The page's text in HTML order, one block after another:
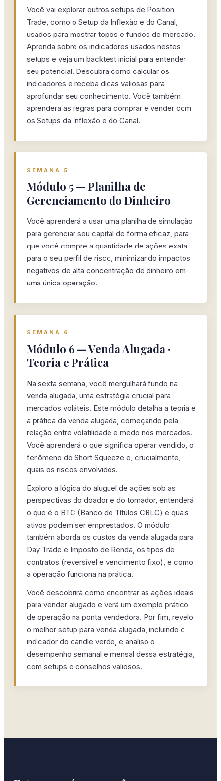
Você vai explorar outros setups de Position
Trade, como o Setup da Inflexão e do Canal,
usados para mostrar topos e fundos de mercado.
Aprenda sobre os indicadores usados nestes
setups e veja um backtest inicial para entender
seu potencial. Descubra como calcular os
indicadores e receba dicas valiosas para
aprofundar seu conhecimento. Você também
aprenderá as regras para comprar e vender com
os Setups da Inflexão e do Canal.
SEMANA 5
Módulo 5 — Planilha de
Gerenciamento do Dinheiro
Você aprenderá a usar uma planilha de simulação
para gerenciar seu capital de forma eficaz, para
que você compre a quantidade de ações exata
para o seu perfil de risco, minimizando impactos
negativos de alta concentração de dinheiro em
uma única operação.
SEMANA 6
Módulo 6 — Venda Alugada ·
Teoria e Prática
Na sexta semana, você mergulhará fundo na
venda alugada, uma estratégia crucial para
mercados voláteis. Este módulo detalha a teoria e
a prática da venda alugada, começando pela
relação entre volatilidade e medo nos mercados.
Você aprenderá o que significa operar vendido, o
fenômeno do Short Squeeze e, crucialmente,
quais os riscos envolvidos.
Exploro a lógica do aluguel de ações sob as
perspectivas do doador e do tomador, entenderá
o que é o BTC (Banco de Títulos CBLC) e quais
ativos podem ser emprestados. O módulo
também aborda os custos da venda alugada para
Day Trade e Imposto de Renda, os tipos de
contratos (reversível e vencimento fixo), e como
a operação funciona na prática.
Você descobrirá como encontrar as ações ideais
para vender alugado e verá um exemplo prático
de operação na ponta vendedora. Por fim, revelo
o melhor setup para venda alugada, incluindo o
indicador do candle verde, e analiso o
desempenho semanal e mensal dessa estratégia,
com setups e conselhos valiosos.